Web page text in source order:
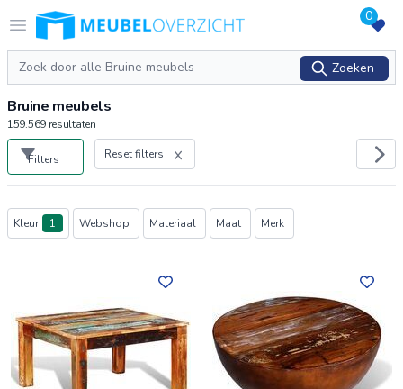
Open menu
Logo Meubeloverzicht.nl 0
Zoeken
Zoeken
Bruine meubels
159.569 resultaten
Filters Reset filters
Producten
Kleur 1 Webshop Materiaal Maat Merk